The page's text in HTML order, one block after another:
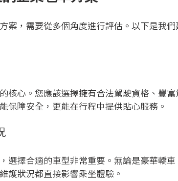
案，需要從多個角度進行評估。以下是我
核心。您應該選擇擁有合法駕駛資格、豐
保障安全，更能在行程中提供貼心服務。
選擇合適的車型非常重要。無論是豪華轎
護狀況都直接影響乘坐體驗。